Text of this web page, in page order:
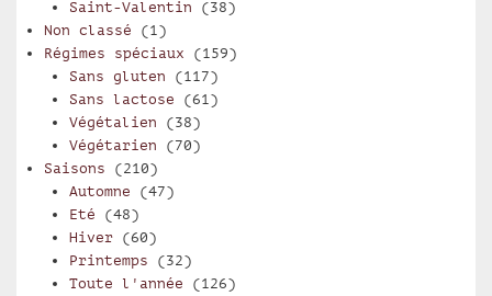
Saint-Valentin (38)
Non classé (1)
Régimes spéciaux (159)
Sans gluten (117)
Sans lactose (61)
Végétalien (38)
Végétarien (70)
Saisons (210)
Automne (47)
Eté (48)
Hiver(60)
Printemps (32)
Toute l'année (126)